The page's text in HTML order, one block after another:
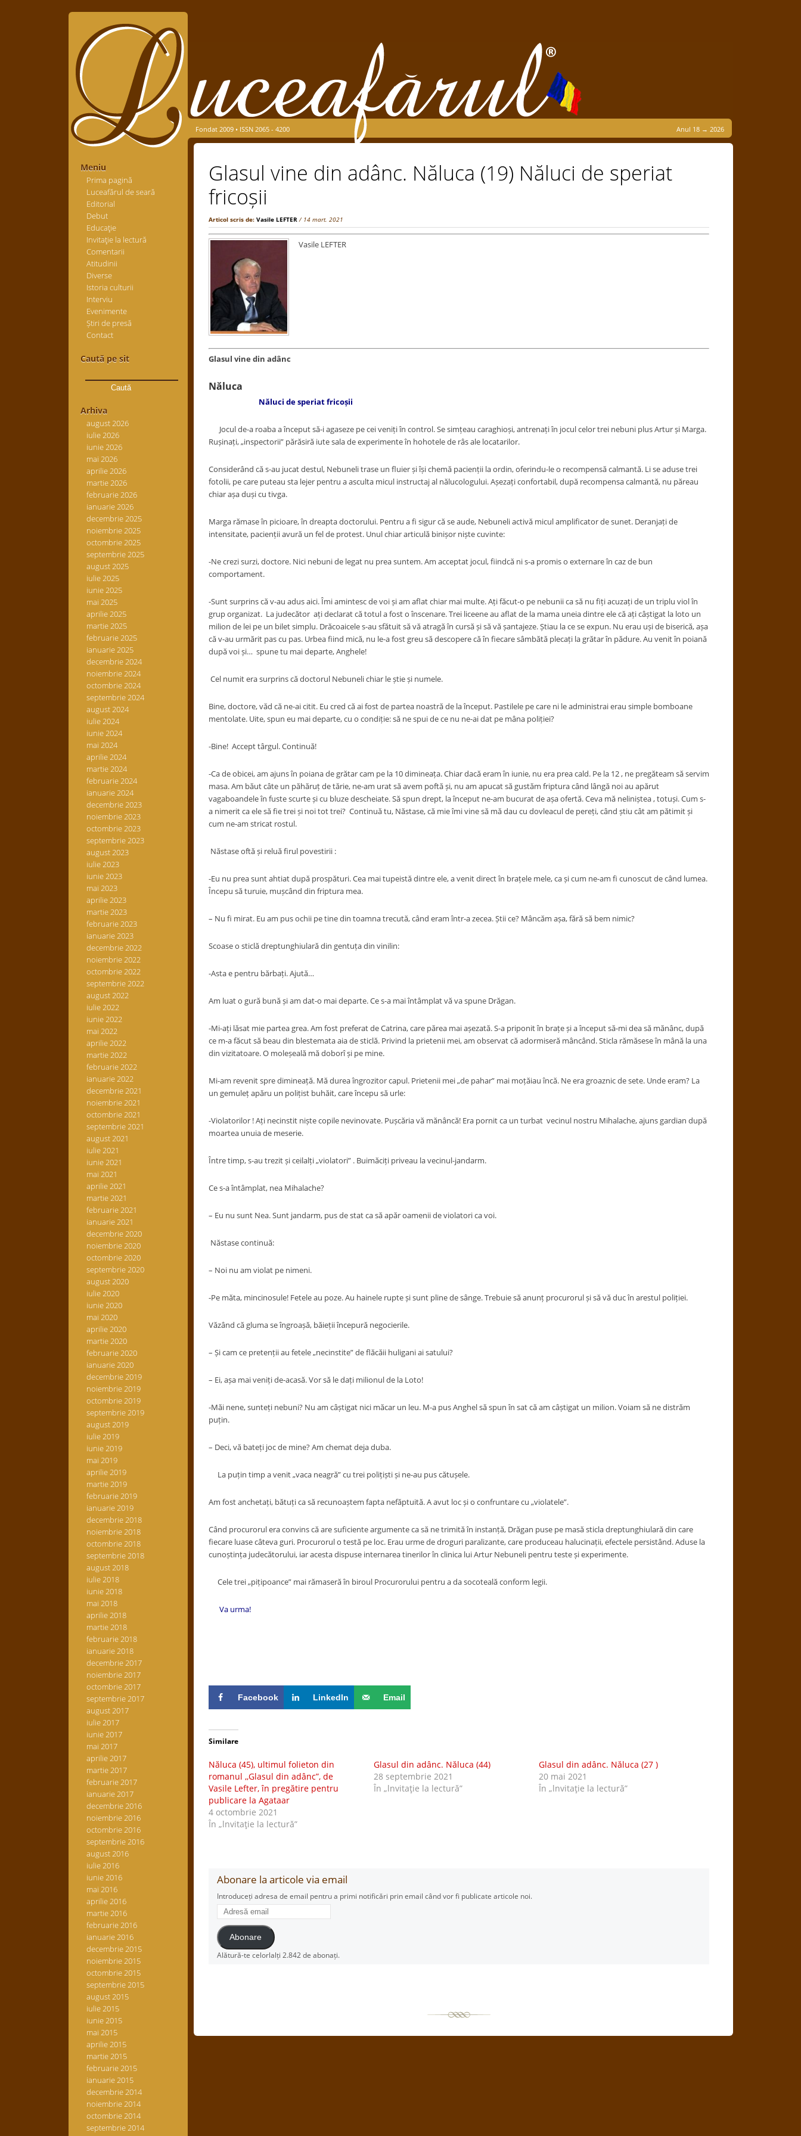
Meniu
Prima pagină
Luceafărul de seară
Editorial
Debut
Educaţie
Invitaţie la lectură
Comentarii
Atitudinii
Diverse
Istoria culturii
Interviu
Evenimente
Știri de presă
Contact
Caută pe sit
după:
Arhiva
august 2026
iulie 2026
iunie 2026
mai 2026
aprilie 2026
martie 2026
februarie 2026
ianuarie 2026
decembrie 2025
noiembrie 2025
octombrie 2025
septembrie 2025
august 2025
iulie 2025
iunie 2025
mai 2025
aprilie 2025
martie 2025
februarie 2025
ianuarie 2025
decembrie 2024
noiembrie 2024
octombrie 2024
septembrie 2024
august 2024
iulie 2024
iunie 2024
mai 2024
aprilie 2024
martie 2024
februarie 2024
ianuarie 2024
decembrie 2023
noiembrie 2023
octombrie 2023
septembrie 2023
august 2023
iulie 2023
iunie 2023
mai 2023
aprilie 2023
martie 2023
februarie 2023
ianuarie 2023
decembrie 2022
noiembrie 2022
octombrie 2022
septembrie 2022
august 2022
iulie 2022
iunie 2022
mai 2022
aprilie 2022
martie 2022
februarie 2022
ianuarie 2022
decembrie 2021
noiembrie 2021
octombrie 2021
septembrie 2021
august 2021
iulie 2021
iunie 2021
mai 2021
aprilie 2021
martie 2021
februarie 2021
ianuarie 2021
decembrie 2020
noiembrie 2020
octombrie 2020
septembrie 2020
august 2020
iulie 2020
iunie 2020
mai 2020
aprilie 2020
martie 2020
februarie 2020
ianuarie 2020
decembrie 2019
noiembrie 2019
octombrie 2019
septembrie 2019
august 2019
iulie 2019
iunie 2019
mai 2019
aprilie 2019
martie 2019
februarie 2019
ianuarie 2019
decembrie 2018
noiembrie 2018
octombrie 2018
septembrie 2018
august 2018
iulie 2018
iunie 2018
mai 2018
aprilie 2018
martie 2018
februarie 2018
ianuarie 2018
decembrie 2017
noiembrie 2017
octombrie 2017
septembrie 2017
august 2017
iulie 2017
iunie 2017
mai 2017
aprilie 2017
martie 2017
februarie 2017
ianuarie 2017
decembrie 2016
noiembrie 2016
octombrie 2016
septembrie 2016
august 2016
iulie 2016
iunie 2016
mai 2016
aprilie 2016
martie 2016
februarie 2016
ianuarie 2016
decembrie 2015
noiembrie 2015
octombrie 2015
septembrie 2015
august 2015
iulie 2015
iunie 2015
mai 2015
aprilie 2015
martie 2015
februarie 2015
ianuarie 2015
decembrie 2014
noiembrie 2014
octombrie 2014
septembrie 2014
Fondat 2009 • ISSN 2065 - 4200 Anul 18 → 2026
Glasul vine din adânc. Năluca (19) Năluci de speriat
fricoșii
Articol scris de: Vasile LEFTER / 14 mart. 2021
Vasile LEFTER
Glasul vine din adânc
Năluca
Năluci de speriat fricoșii
Jocul de-a roaba a început să-i agaseze pe cei veniți în control. Se simțeau caraghioși, antrenați în jocul celor trei nebuni plus Artur și Marga.
Rușinați, „inspectorii” părăsiră iute sala de experimente în hohotele de râs ale locatarilor.
Considerând că s-au jucat destul, Nebuneli trase un fluier și își chemă pacienții la ordin, oferindu-le o recompensă calmantă. Li se aduse trei
fotolii, pe care puteau sta lejer pentru a asculta micul instructaj al nălucologului. Așezați confortabil, după recompensa calmantă, nu păreau
chiar așa duși cu tivga.
Marga rămase în picioare, în dreapta doctorului. Pentru a fi sigur că se aude, Nebuneli activă micul amplificator de sunet. Deranjați de
intensitate, pacienții avură un fel de protest. Unul chiar articulă binișor niște cuvinte:
-Ne crezi surzi, doctore. Nici nebuni de legat nu prea suntem. Am acceptat jocul, fiindcă ni s-a promis o externare în caz de bun
comportament.
-Sunt surprins că v-au adus aici. Îmi amintesc de voi și am aflat chiar mai multe. Ați făcut-o pe nebunii ca să nu fiți acuzați de un triplu viol în
grup organizat. La judecător ați declarat că totul a fost o înscenare. Trei liceene au aflat de la mama uneia dintre ele că ați câștigat la loto un
milion de lei pe un bilet simplu. Drăcoaicele s-au sfătuit să vă atragă în cursă și să vă șantajeze. Știau la ce se expun. Nu erau uși de biserică, așa
că v-au urmărit pas cu pas. Urbea fiind mică, nu le-a fost greu să descopere că în fiecare sâmbătă plecați la grătar în pădure. Au venit în poiană
după voi și… spune tu mai departe, Anghele!
Cel numit era surprins că doctorul Nebuneli chiar le știe și numele.
Bine, doctore, văd că ne-ai citit. Eu cred că ai fost de partea noastră de la început. Pastilele pe care ni le administrai erau simple bomboane
mentolate. Uite, spun eu mai departe, cu o condiție: să ne spui de ce nu ne-ai dat pe mâna poliției?
-Bine! Accept târgul. Continuă!
-Ca de obicei, am ajuns în poiana de grătar cam pe la 10 dimineața. Chiar dacă eram în iunie, nu era prea cald. Pe la 12 , ne pregăteam să servim
masa. Am băut câte un păhăruț de tărie, ne-am urat să avem poftă și, nu am apucat să gustăm friptura când lângă noi au apărut
vagaboandele în fuste scurte și cu bluze descheiate. Să spun drept, la început ne-am bucurat de așa ofertă. Ceva mă neliniștea , totuși. Cum s-
a nimerit ca ele să fie trei și noi tot trei? Continuă tu, Năstase, că mie îmi vine să mă dau cu dovleacul de pereți, când știu cât am pătimit și
cum ne-am stricat rostul.
Năstase oftă și reluă firul povestirii :
-Eu nu prea sunt ahtiat după prospături. Cea mai tupeistă dintre ele, a venit direct în brațele mele, ca și cum ne-am fi cunoscut de când lumea.
Începu să turuie, mușcând din friptura mea.
– Nu fi mirat. Eu am pus ochii pe tine din toamna trecută, când eram într-a zecea. Știi ce? Mâncăm așa, fără să bem nimic?
Scoase o sticlă dreptunghiulară din gentuța din vinilin:
-Asta e pentru bărbați. Ajută…
Am luat o gură bună și am dat-o mai departe. Ce s-a mai întâmplat vă va spune Drăgan.
-Mi-ați lăsat mie partea grea. Am fost preferat de Catrina, care părea mai așezată. S-a priponit în brațe și a început să-mi dea să mănânc, după
ce m-a făcut să beau din blestemata aia de sticlă. Privind la prietenii mei, am observat că adormiseră mâncând. Sticla rămăsese în mână la una
din vizitatoare. O moleșeală mă doborî și pe mine.
Mi-am revenit spre dimineață. Mă durea îngrozitor capul. Prietenii mei „de pahar” mai moțăiau încă. Ne era groaznic de sete. Unde eram? La
un gemuleț apăru un polițist buhăit, care începu să urle:
-Violatorilor ! Ați necinstit niște copile nevinovate. Pușcăria vă mănâncă! Era pornit ca un turbat vecinul nostru Mihalache, ajuns gardian după
moartea unuia de meserie.
Între timp, s-au trezit și ceilalți „violatori” . Buimăciți priveau la vecinul-jandarm.
Ce s-a întâmplat, nea Mihalache?
– Eu nu sunt Nea. Sunt jandarm, pus de stat ca să apăr oamenii de violatori ca voi.
Năstase continuă:
– Noi nu am violat pe nimeni.
-Pe măta, mincinosule! Fetele au poze. Au hainele rupte și sunt pline de sânge. Trebuie să anunț procurorul și să vă duc în arestul poliției.
Văzând că gluma se îngroașă, băieții începură negocierile.
– Și cam ce pretenții au fetele „necinstite” de flăcăii huligani ai satului?
– Ei, așa mai veniți de-acasă. Vor să le dați milionul de la Loto!
-Măi nene, sunteți nebuni? Nu am câștigat nici măcar un leu. M-a pus Anghel să spun în sat că am câștigat un milion. Voiam să ne distrăm
puțin.
– Deci, vă bateți joc de mine? Am chemat deja duba.
La puțin timp a venit „vaca neagră” cu trei polițiști și ne-au pus cătușele.
Am fost anchetați, bătuți ca să recunoaștem fapta nefăptuită. A avut loc și o confruntare cu „violatele”.
Când procurorul era convins că are suficiente argumente ca să ne trimită în instanță, Drăgan puse pe masă sticla dreptunghiulară din care
fiecare luase câteva guri. Procurorul o testă pe loc. Erau urme de droguri paralizante, care produceau halucinații, efectele persistând. Aduse la
cunoștința judecătorului, iar acesta dispuse internarea tinerilor în clinica lui Artur Nebuneli pentru teste și experimente.
Cele trei „pițipoance” mai rămaseră în biroul Procurorului pentru a da socoteală conform legii.
Va urma!
Facebook LinkedIn Email
Similare
Năluca (45), ultimul folieton din
romanul ,,Glasul din adânc”, de
Vasile Lefter, în pregătire pentru
publicare la Agataar
4 octombrie 2021
În „lnvitaţie la lectură”
Glasul din adânc. Năluca (44)
28 septembrie 2021
În „lnvitaţie la lectură”
Glasul din adânc. Năluca (27 )
20 mai 2021
În „lnvitaţie la lectură”
Abonare la articole via email
Introduceți adresa de email pentru a primi notificări prin email când vor fi publicate articole noi.
Adresă
email
Abonare
Alătură-te celorlalți 2.842 de abonați.